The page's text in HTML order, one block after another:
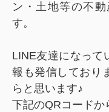
ン・土地等の不
す。
LINE友達になって
報も発信しており
らと思います♪
下記のQRコードか